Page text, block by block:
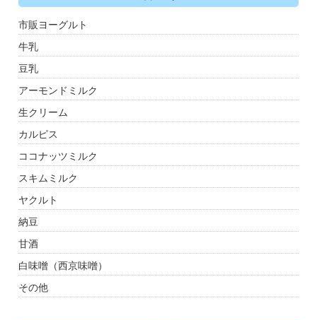
市販ヨーグルト
牛乳
豆乳
アーモンドミルク
生クリーム
カルピス
ココナッツミルク
スキムミルク
ヤクルト
納豆
甘酒
白味噌（西京味噌）
その他